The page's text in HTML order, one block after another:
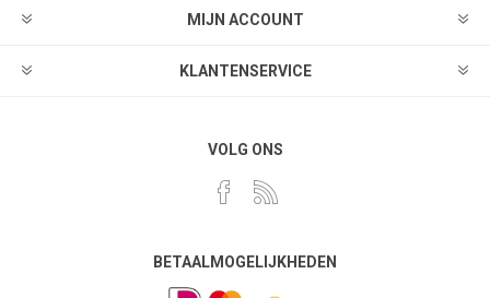
MIJN ACCOUNT
KLANTENSERVICE
VOLG ONS
BETAALMOGELIJKHEDEN